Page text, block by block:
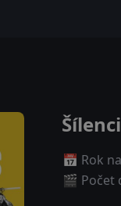
Šílenci
📅 Rok
🎬 Počet